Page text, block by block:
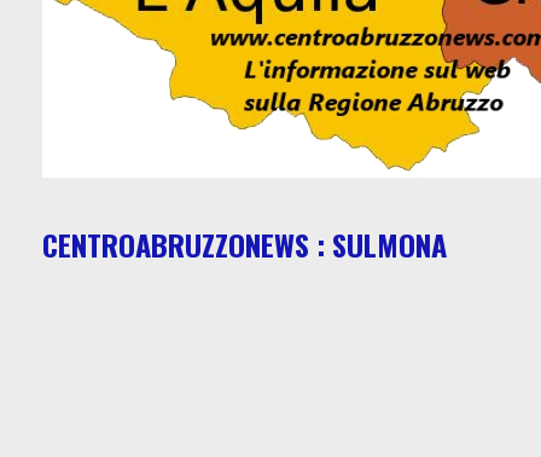
CENTROABRUZZONEWS : SULMONA